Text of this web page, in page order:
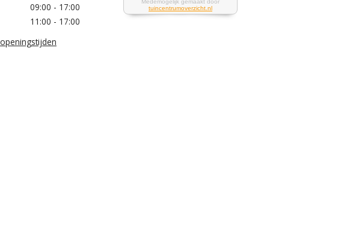
09:00 - 17:00
11:00 - 17:00